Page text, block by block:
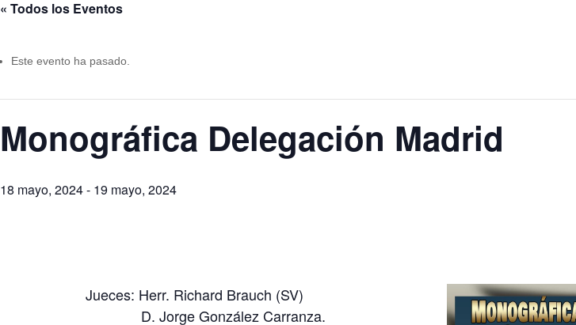
« Todos los Eventos
Este evento ha pasado.
Monográfica Delegación Madrid
18 mayo, 2024- 19 mayo, 2024
Jueces: Herr. Richard Brauch (SV)
D. Jorge González Carranza.